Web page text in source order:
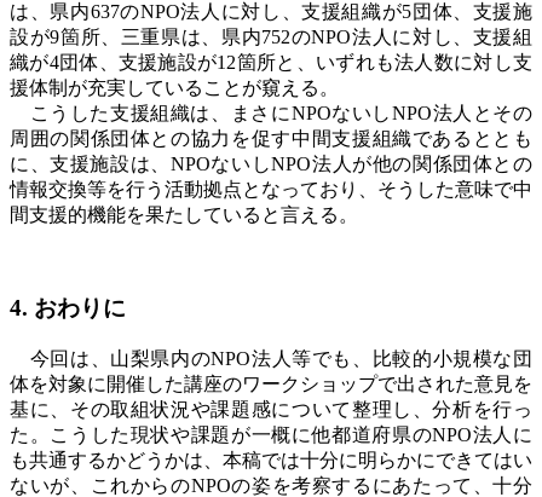
は、県内637のNPO法人に対し、支援組織が5団体、支援施
設が9箇所、三重県は、県内752のNPO法人に対し、支援組
織が4団体、支援施設が12箇所と、いずれも法人数に対し支
援体制が充実していることが窺える。
こうした支援組織は、まさにNPOないしNPO法人とその
周囲の関係団体との協力を促す中間支援組織であるととも
に、支援施設は、 NPOないしNPO法人が他の関係団体との
情報交換等を行う活動拠点となっており、そうした意味で中
間支援的機能を果たしていると言える。
4. おわりに
今回は、山梨県内のNPO法人等でも、比較的小規模な団
体を対象に開催した講座のワークショップで出された意見を
基に、その取組状況や課題感について整理し、分析を行っ
た。こうした現状や課題が一概に他都道府県のNPO法人に
も共通するかどうかは、本稿では十分に明らかにできてはい
ないが、これからのNPOの姿を考察するにあたって、十分